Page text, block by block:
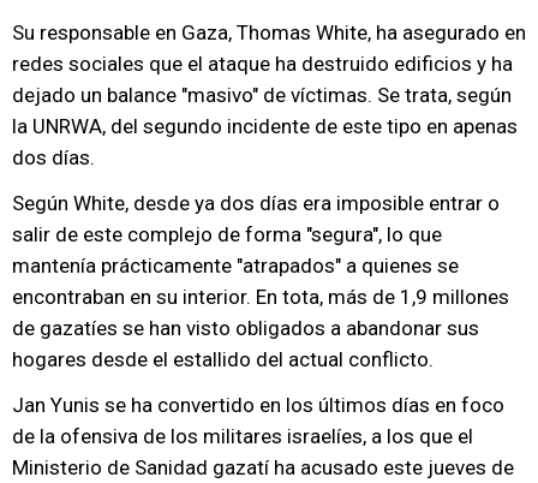
Su responsable en Gaza, Thomas White, ha asegurado en
redes sociales que el ataque ha destruido edificios y ha
dejado un balance "masivo" de víctimas. Se trata, según
la UNRWA, del segundo incidente de este tipo en apenas
dos días.
Según White, desde ya dos días era imposible entrar o
salir de este complejo de forma "segura", lo que
mantenía prácticamente "atrapados" a quienes se
encontraban en su interior. En tota, más de 1,9 millones
de gazatíes se han visto obligados a abandonar sus
hogares desde el estallido del actual conflicto.
Jan Yunis se ha convertido en los últimos días en foco
de la ofensiva de los militares israelíes, a los que el
Ministerio de Sanidad gazatí ha acusado este jueves de